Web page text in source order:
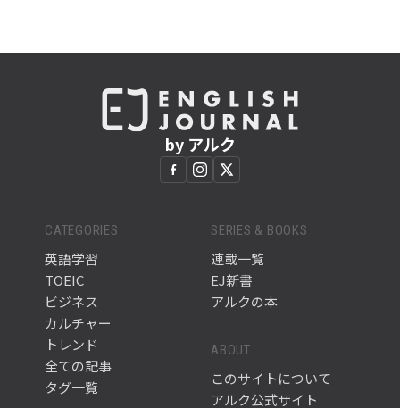
by アルク
CATEGORIES
英語学習
TOEIC
ビジネス
カルチャー
トレンド
全ての記事
タグ一覧
SERIES & BOOKS
連載一覧
EJ新書
アルクの本
ABOUT
このサイトについて
アルク公式サイト